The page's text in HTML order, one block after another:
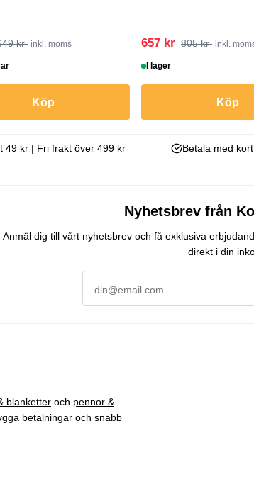
kr inkl. moms
Köp
657 kr 805 kr inkl.
I lager
Köp
49 kr | Fri frakt över 499 kr Betala med
Nyhetsbrev från
Anmäl dig till vårt nyhetsbrev och få exklusiva
direkt i din
blanketter och pennor &
betalningar och snabb